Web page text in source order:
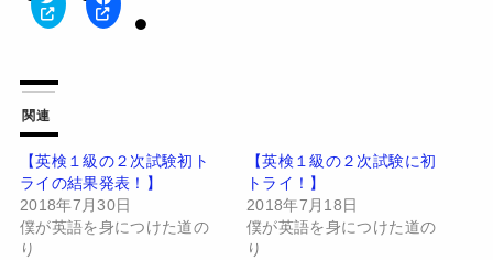
ク
リ
て
T
w
i
t
t
e
r
で
共
有
F
a
有
す
る
に
は
ク
リ
関連
【英検１級の２次試験初ト
ライの結果発表！】
2018年7月30日
僕が英語を身につけた道の
り
【英検１級の２次試験に初
トライ！】
2018年7月18日
僕が英語を身につけた道の
り